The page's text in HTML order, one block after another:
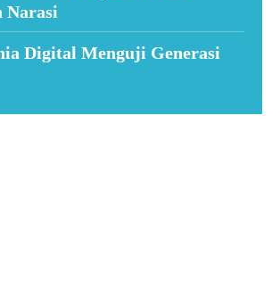
Narasi
Digital Menguji Generasi